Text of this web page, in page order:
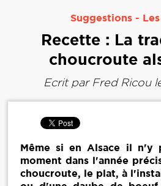
Suggestions-
Recette : La
choucroute
Ecrit par Fred Ricou
Même si en Alsace il n'y
moment dans l'année
choucroute, le plat, à